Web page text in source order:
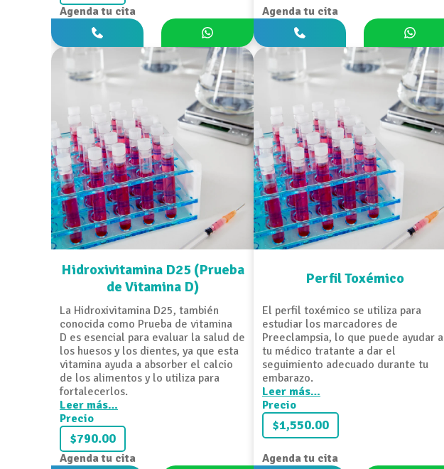
Agenda tu cita Agenda tu cita
Hidroxivitamina D25 (Prueba
de Vitamina D)
La Hidroxivitamina D25, también
conocida como Prueba de vitamina
D es esencial para evaluar la salud de
los huesos y los dientes, ya que esta
vitamina ayuda a absorber el calcio
de los alimentos y lo utiliza para
fortalecerlos.
Leer más…
Precio
$790.00
Agenda tu cita
Perfil Toxémico
El perfil toxémico se utiliza para
estudiar los marcadores de
Preeclampsia, lo que puede ayudar a
tu médico tratante a dar el
seguimiento adecuado durante tu
embarazo.
Leer más…
Precio
$1,550.00
Agenda tu cita